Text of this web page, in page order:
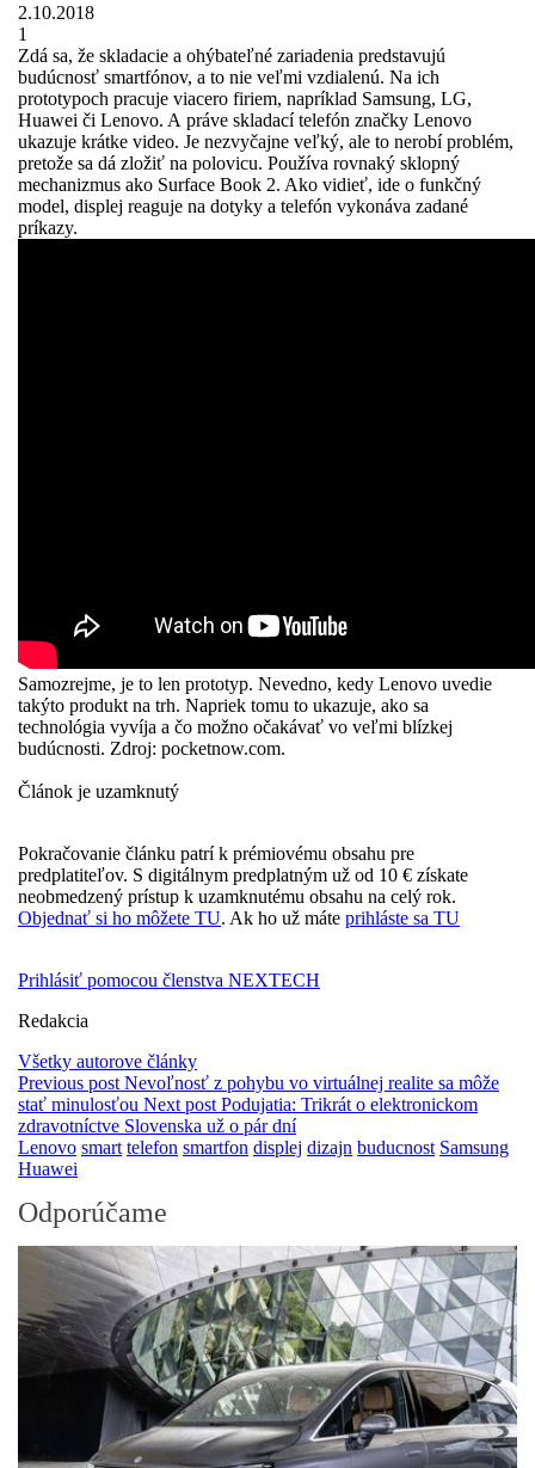
2.10.2018
1
Zdá sa, že skladacie a ohýbateľné zariadenia predstavujú
budúcnosť smartfónov, a to nie veľmi vzdialenú. Na ich
prototypoch pracuje viacero firiem, napríklad Samsung, LG,
Huawei či Lenovo. A práve skladací telefón značky Lenovo
ukazuje krátke video. Je nezvyčajne veľký, ale to nerobí problém,
pretože sa dá zložiť na polovicu. Používa rovnaký sklopný
mechanizmus ako Surface Book 2. Ako vidieť, ide o funkčný
model, displej reaguje na dotyky a telefón vykonáva zadané
príkazy.
Samozrejme, je to len prototyp. Nevedno, kedy Lenovo uvedie
takýto produkt na trh. Napriek tomu to ukazuje, ako sa
technológia vyvíja a čo možno očakávať vo veľmi blízkej
budúcnosti. Zdroj: pocketnow.com.
Článok je uzamknutý
Pokračovanie článku patrí k prémiovému obsahu pre
predplatiteľov. S digitálnym predplatným už od 10 € získate
neobmedzený prístup k uzamknutému obsahu na celý rok.
Objednať si ho môžete TU. Ak ho už máte prihláste sa TU
Prihlásiť pomocou členstva NEXTECH
Redakcia
Všetky autorove články
Previous post Nevoľnosť z pohybu vo virtuálnej realite sa môže
stať minulosťou Next post Podujatia: Trikrát o elektronickom
zdravotníctve Slovenska už o pár dní
Lenovo smart telefon smartfon displej dizajn buducnost Samsung
Huawei
Odporúčame